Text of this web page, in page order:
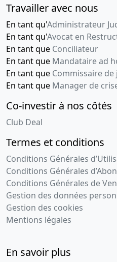
Travailler avec nous
En tant qu'Administrateur
En tant qu'Avocat en
En tant que Conciliateur
En tant que Mandataire ad
En tant que Commissaire de
En tant que Manager de
Co-investir à nos côtés
Club Deal
Termes et conditions
Conditions Générales
Conditions Générales
Conditions Générales de
Gestion des données
Gestion des cookies
Mentions légales
En savoir plus